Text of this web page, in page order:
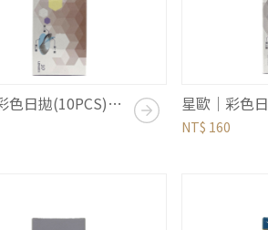
星歐｜彩色日拋(10PCS)｜自然系列｜褐棕
NT$ 160